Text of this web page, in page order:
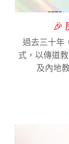
🎉
過去三十年
式，以傳道
及內地